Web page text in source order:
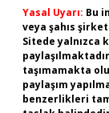
Yasal Uyarı: Bu
veya şahıs
Sitede yalnızca
taşımamakta
paylaşım
benzerlikleri